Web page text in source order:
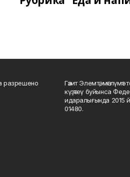
разрешено
Гәзит Элемтә,
күҙәтеү буйынса
идаралығында 2015
01480.